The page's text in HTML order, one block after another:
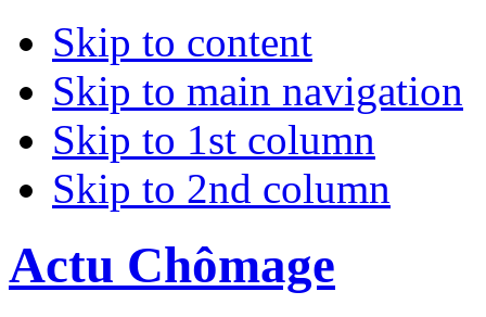
Skip to content
Skip to main navigation
Skip to 1st column
Skip to 2nd column
Actu Chômage